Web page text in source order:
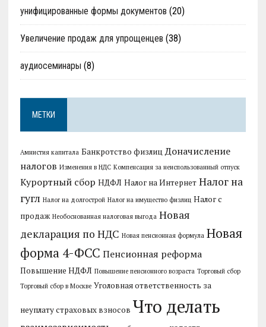
унифицированные формы документов (20)
Увеличение продаж для упрощенцев (38)
аудиосеминары (8)
МЕТКИ
Амнистия капитала Банкротство физлиц Доначисление
налогов Изменения в НДС Компенсация за неиспользованный отпуск
Курортный сбор НДФЛ Налог на Интернет Налог на
гугл Налог на долгострой Налог на имущество физлиц Налог с
продаж Необоснованная налоговая выгода Новая
декларация по НДС Новая пенсионная формула Новая
форма 4-ФСС Пенсионная реформа
Повышение НДФЛ Повышение пенсионного возраста Торговый сбор
Торговый сбор в Москве Уголовная ответственность за
неуплату страховых взносов Что делать